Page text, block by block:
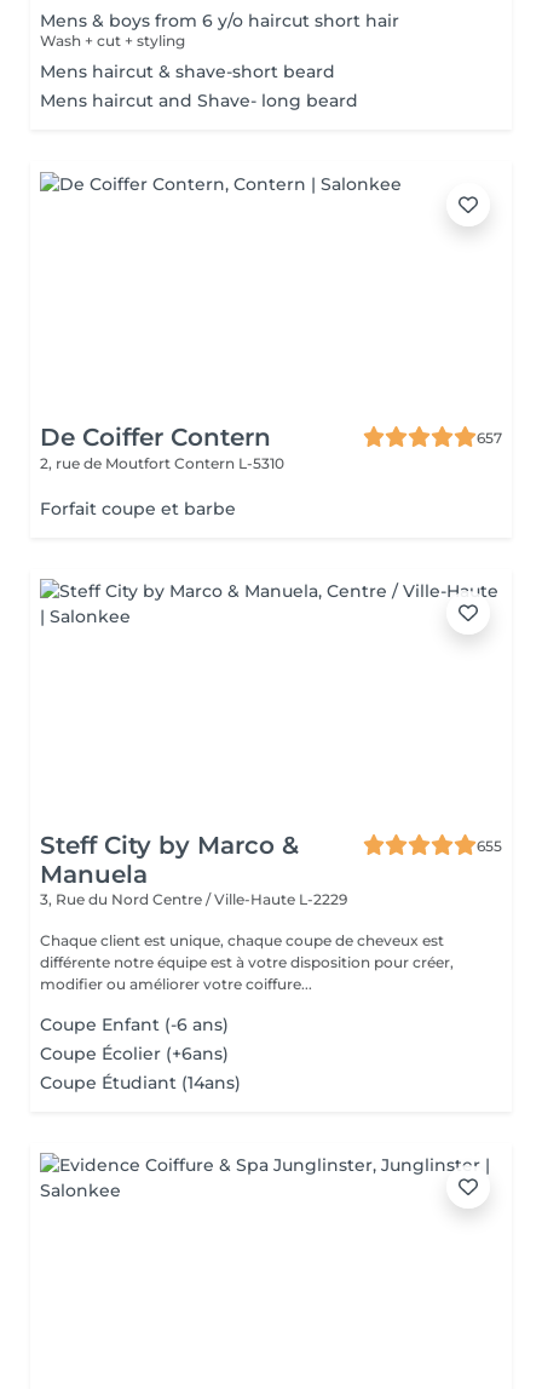
Mens & boys from 6 y/o haircut short hair
Wash + cut + styling
Mens haircut & shave-short beard
Mens haircut and Shave- long beard
De Coiffer Contern
657
2, rue de Moutfort Contern L-5310
Forfait coupe et barbe
Steff City by Marco &
Manuela
655
3, Rue du Nord Centre / Ville-Haute L-2229
Chaque client est unique, chaque coupe de cheveux est
différente notre équipe est à votre disposition pour créer,
modifier ou améliorer votre coiffure...
Coupe Enfant (-6 ans)
Coupe Écolier (+6ans)
Coupe Étudiant (14ans)